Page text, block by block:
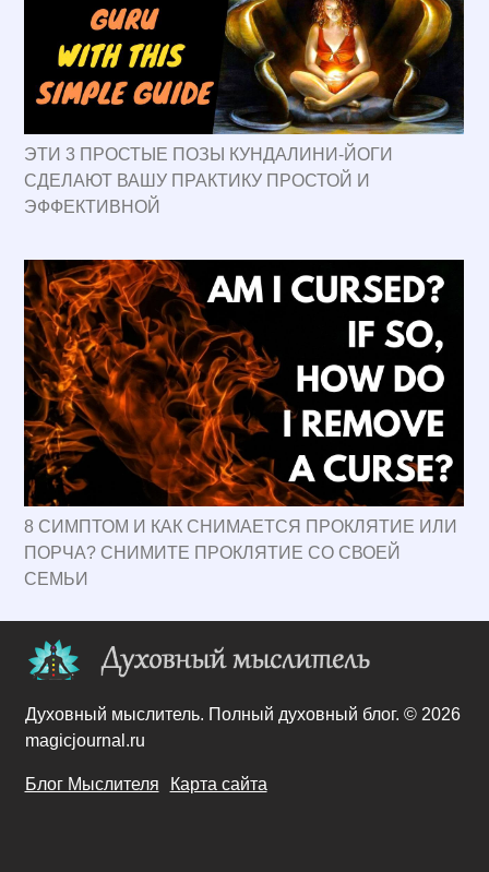
ЭТИ 3 ПРОСТЫЕ ПОЗЫ КУНДАЛИНИ-ЙОГИ
СДЕЛАЮТ ВАШУ ПРАКТИКУ ПРОСТОЙ И
ЭФФЕКТИВНОЙ
8 СИМПТОМ И КАК СНИМАЕТСЯ ПРОКЛЯТИЕ ИЛИ
ПОРЧА? СНИМИТЕ ПРОКЛЯТИЕ СО СВОЕЙ
СЕМЬИ
Духовный мыслитель. Полный духовный блог. © 2026
magicjournal.ru
Блог Мыслителя Карта сайта